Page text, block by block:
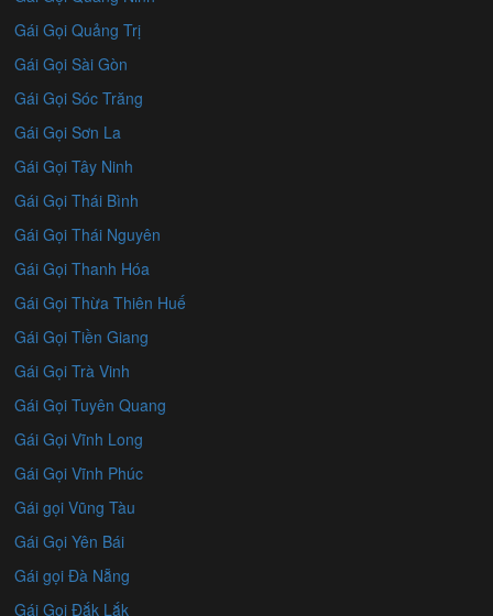
Gái Gọi Quảng Trị
Gái Gọi Sài Gòn
Gái Gọi Sóc Trăng
Gái Gọi Sơn La
Gái Gọi Tây Ninh
Gái Gọi Thái Bình
Gái Gọi Thái Nguyên
Gái Gọi Thanh Hóa
Gái Gọi Thừa Thiên Huế
Gái Gọi Tiền Giang
Gái Gọi Trà Vinh
Gái Gọi Tuyên Quang
Gái Gọi Vĩnh Long
Gái Gọi Vĩnh Phúc
Gái gọi Vũng Tàu
Gái Gọi Yên Bái
Gái gọi Đà Nẵng
Gái Gọi Đắk Lắk